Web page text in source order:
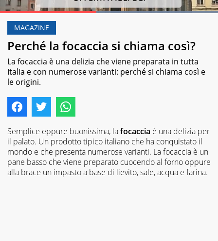
PauseUnmute
Loaded:100.00%
MAGAZINE
Perché la focaccia si chiama così?
La focaccia è una delizia che viene preparata in tutta
Italia e con numerose varianti: perché si chiama così e
le origini.
Semplice eppure buonissima, lafocaccia è una delizia per
il palato. Un prodotto tipico italiano che ha conquistato il
mondo e che presenta numerose varianti. La focaccia è un
pane basso che viene preparato cuocendo al forno oppure
alla brace un impasto a base di lievito, sale, acqua e farina.